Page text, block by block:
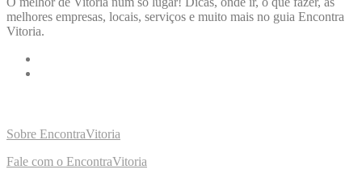
melhores empresas, locais, serviços e muito mais no guia Encontra
Vitoria.
Sobre EncontraVitoria
Fale com o EncontraVitoria